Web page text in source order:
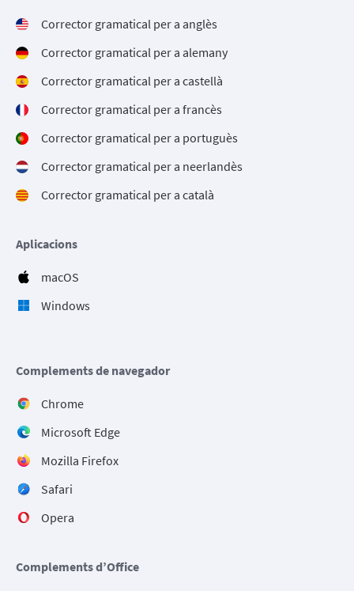
Corrector gramatical per a anglès
Corrector gramatical per a alemany
Corrector gramatical per a castellà
Corrector gramatical per a francès
Corrector gramatical per a portuguès
Corrector gramatical per a neerlandès
Corrector gramatical per a català
Aplicacions
macOS
Windows
Complements de navegador
Chrome
Microsoft Edge
Mozilla Firefox
Safari
Opera
Complements d’Office